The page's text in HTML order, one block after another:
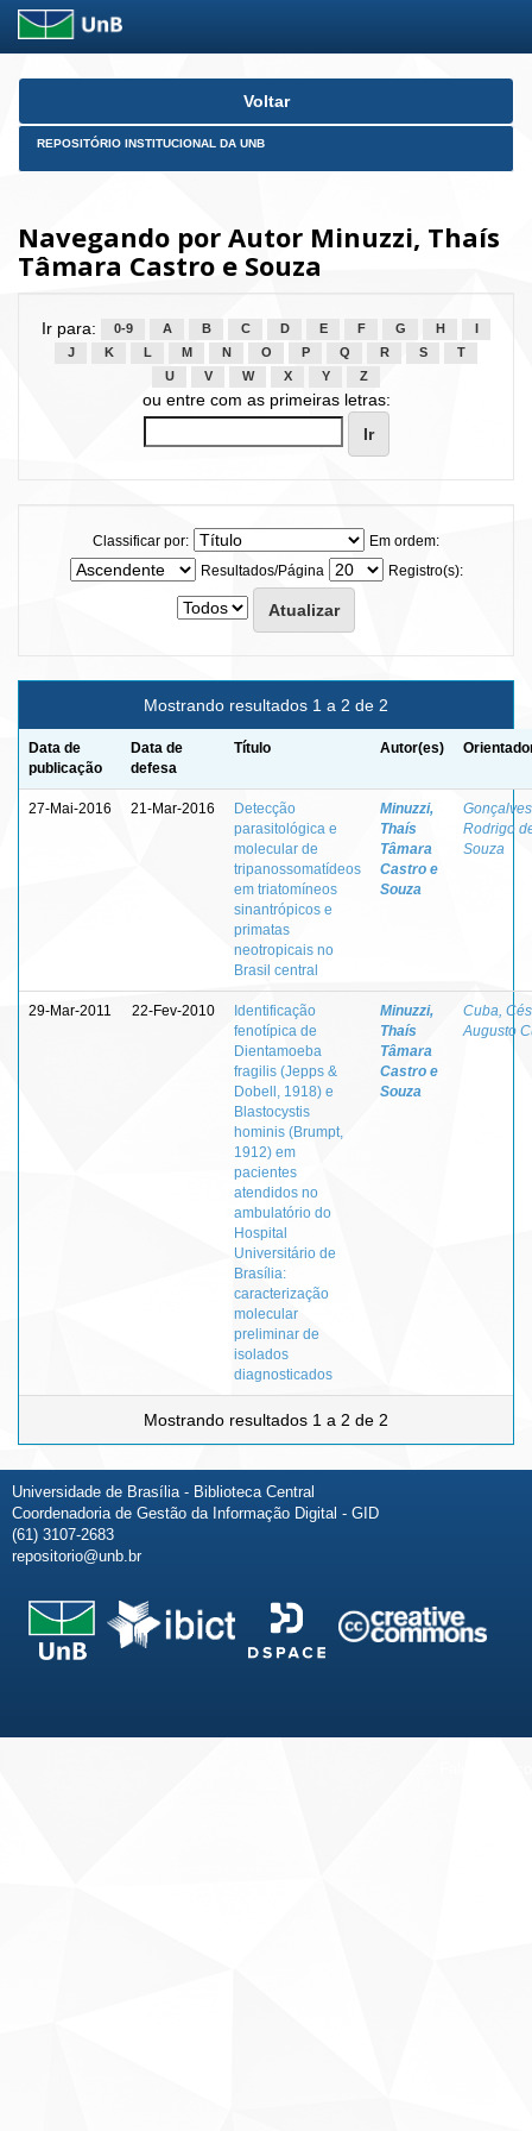
Skip
Voltar
REPOSITÓRIO INSTITUCIONAL DA UNB
Navegando por Autor Minuzzi, Thaís
Tâmara Castro e Souza
Ir para: 0-9 A B C D E F G H
J
K L M N O P Q R S
T
U
V W X Y Z
ou entre com as primeiras letras:
Classificar por:
Em ordem:
Resultados/Página
Registro(s):
Mostrando resultados 1 a 2 de 2
Data de
publicação
Data de
defesa
Título Autor(es)
27-Mai-2016 21-Mar-2016
Detecção
parasitológica e
molecular de
tripanossomatídeos
em triatomíneos
sinantrópicos e
primatas
neotropicais no
Brasil central
Minuzzi,
Thaís
Tâmara
Castro e
Souza
Rodrigo
Souza
29-Mar-2011 22-Fev-2010
Identificação
fenotípica de
Dientamoeba
fragilis (Jepps &
Dobell, 1918) e
Blastocystis
hominis (Brumpt,
1912) em
pacientes
atendidos no
ambulatório do
Hospital
Universitário de
Brasília:
caracterização
molecular
preliminar de
isolados
diagnosticados
Minuzzi,
Thaís
Tâmara
Castro e
Souza
Cuba,
Augusto
Mostrando resultados 1 a 2 de 2
Universidade de Brasília - Biblioteca Central
Coordenadoria de Gestão da Informação Digital - GID
(61) 3107-2683
repositorio@unb.br